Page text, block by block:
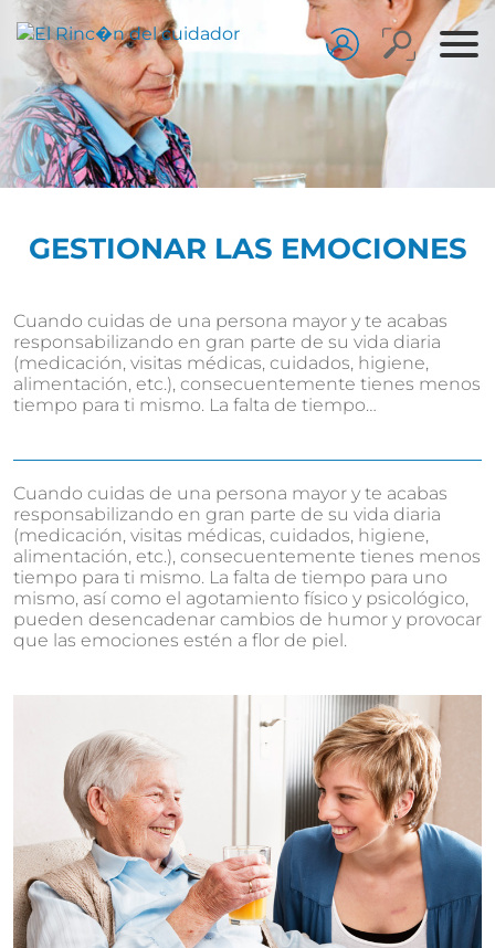
GESTIONAR LAS EMOCIONES
Cuando cuidas de una persona mayor y te acabas
responsabilizando en gran parte de su vida diaria
(medicación, visitas médicas, cuidados, higiene,
alimentación, etc.), consecuentemente tienes menos
tiempo para ti mismo. La falta de tiempo…
Cuando cuidas de una persona mayor y te acabas
responsabilizando en gran parte de su vida diaria
(medicación, visitas médicas, cuidados, higiene,
alimentación, etc.), consecuentemente tienes menos
tiempo para ti mismo. La falta de tiempo para uno
mismo, así como el agotamiento físico y psicológico,
pueden desencadenar cambios de humor y provocar
que las emociones estén a flor de piel.